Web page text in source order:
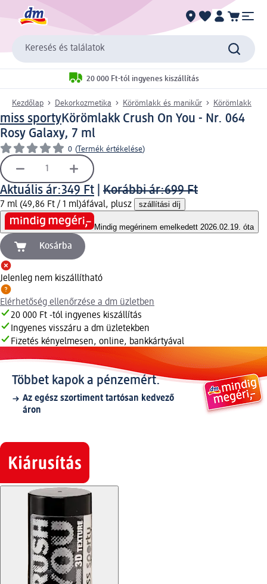
Keresés és találatok
20 000 Ft-tól ingyenes kiszállítás
Kezdőlap Dekorkozmetika Körömlakk és manikűr Körömlakk
miss sportyKörömlakk Crush On You - Nr. 064
Rosy Galaxy, 7 ml
0 (Termék értékelése)
Aktuális ár:349 Ft Korábbi ár:699 Ft
7 ml (49,86 Ft / 1 ml)áfával, plusz szállítási díj
Mindig megérinem emelkedett 2026.02.19. óta
Kosárba
Jelenleg nem kiszállítható
Elérhetőség ellenőrzése a dm üzletben
20 000 Ft -tól ingyenes kiszállítás
Ingyenes visszáru a dm üzletekben
Fizetés kényelmesen, online, bankkártyával
Többet kapok a pénzemért.
Az egész szortiment tartósan kedvező
áron